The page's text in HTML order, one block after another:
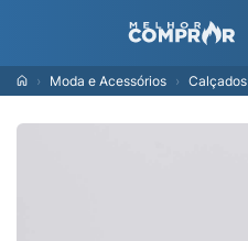
Moda e Acessórios Calçados